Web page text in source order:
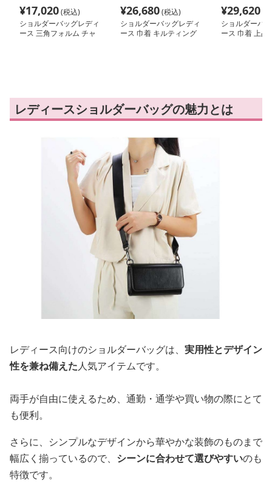
¥17,020(税込)
ショルダーバッグレディ
ース 三角フォルム チャ
¥26,680(税込)
ショルダーバッグレディ
ース 巾着 キルティング
¥29,620
ショルダーバ
ース 巾着 上品
レディースショルダーバッグの魅力とは
レディース向けのショルダーバッグは、 実用性とデザイン
性を兼ね備えた人気アイテムです。
両手が自由に使えるため、通勤・通学や買い物の際にとて
も便利。
さらに、シンプルなデザインから華やかな装飾のものまで
幅広く揃っているので、 シーンに合わせて選びやすいのも
特徴です。